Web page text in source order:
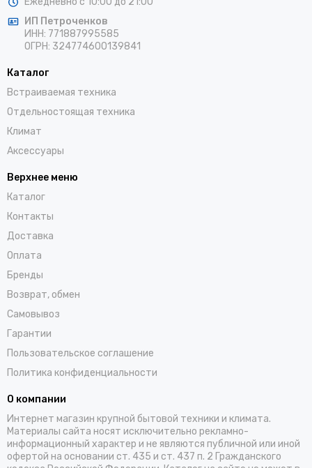
ИП Петроченков
ИНН: 771887995585
ОГРН: 324774600139841
Каталог
Встраиваемая техника
Отдельностоящая техника
Климат
Аксессуары
Верхнее меню
Каталог
Контакты
Доставка
Оплата
Бренды
Возврат, обмен
Самовывоз
Гарантии
Пользовательское соглашение
Политика конфиденциальности
О компании
Интернет магазин крупной бытовой техники и климата.
Материалы сайта носят исключительно рекламно-
информационный характер и не являются публичной или иной
офертой на основании ст. 435 и ст. 437 п. 2 Гражданского